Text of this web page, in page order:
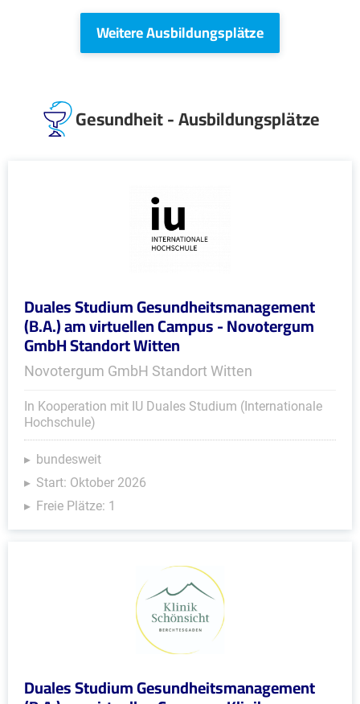
Weitere Ausbildungsplätze
Gesundheit - Ausbildungsplätze
Duales Studium Gesundheitsmanagement
(B.A.) am virtuellen Campus - Novotergum
GmbH Standort Witten
Novotergum GmbH Standort Witten
In Kooperation mit IU Duales Studium (Internationale
Hochschule)
bundesweit
Start: Oktober 2026
Freie Plätze: 1
Duales Studium Gesundheitsmanagement